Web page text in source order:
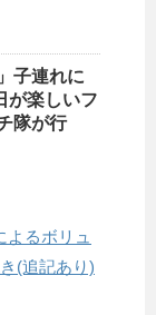
子連れに
が楽しいフ
隊が行
よるボリュ
(追記あり)